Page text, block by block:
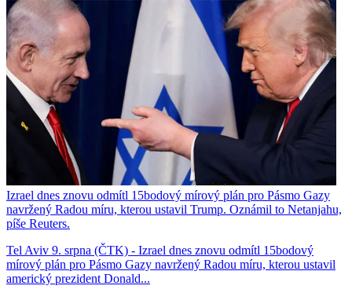
Izrael dnes znovu odmítl 15bodový mírový plán pro Pásmo Gazy
navržený Radou míru, kterou ustavil Trump. Oznámil to Netanjahu,
píše Reuters.
Tel Aviv 9. srpna (ČTK) - Izrael dnes znovu odmítl 15bodový
mírový plán pro Pásmo Gazy navržený Radou míru, kterou ustavil
americký prezident Donald...